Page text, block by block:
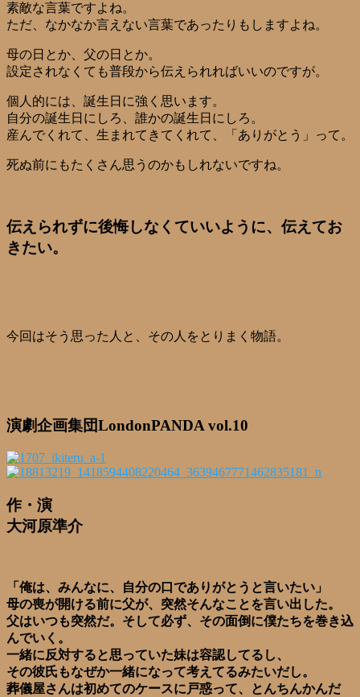
素敵な言葉ですよね。
ただ、なかなか言えない言葉であったりもしますよね。
母の日とか、父の日とか。
設定されなくても普段から伝えられればいいのですが。
個人的には、誕生日に強く思います。
自分の誕生日にしろ、誰かの誕生日にしろ。
産んでくれて、生まれてきてくれて、「ありがとう」って。
死ぬ前にもたくさん思うのかもしれないですね。
伝えられずに後悔しなくていいように、伝えてお
きたい。
今回はそう思った人と、その人をとりまく物語。
演劇企画集団LondonPANDA vol.10
作・演
大河原準介
「俺は、みんなに、自分の口でありがとうと言いたい」
母の喪が開ける前に父が、突然そんなことを言い出した。
父はいつも突然だ。そして必ず、その面倒に僕たちを巻き込
んでいく。
一緒に反対すると思っていた妹は容認してるし、
その彼氏もなぜか一緒になって考えてるみたいだし。
葬儀屋さんは初めてのケースに戸惑って、とんちんかんだ